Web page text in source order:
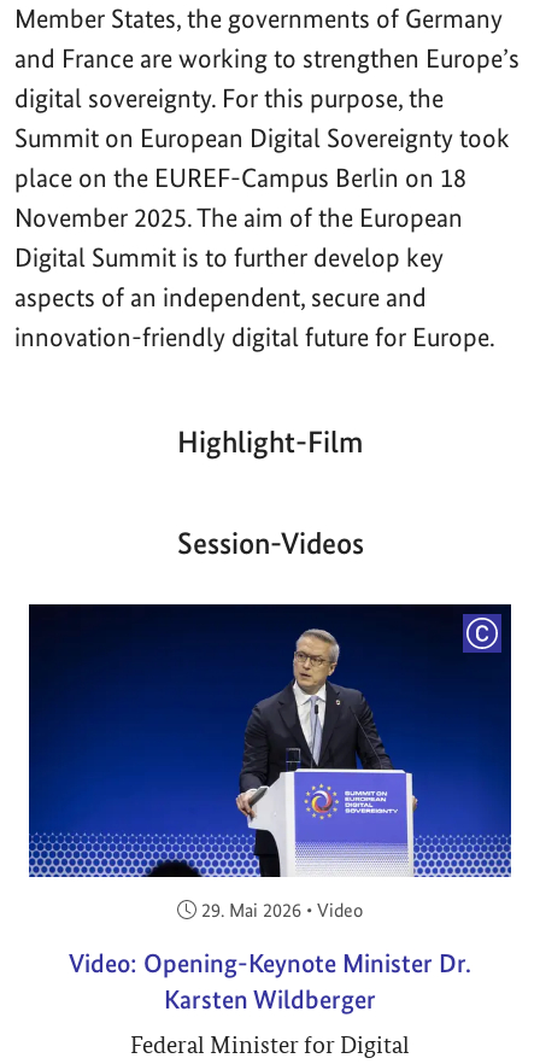
Member States, the governments of Germany
and France are working to strengthen Europe’s
digital sovereignty. For this purpose, the
Summit on European Digital Sovereignty took
place on the EUREF-Campus Berlin on 18
November 2025. The aim of the European
Digital Summit is to further develop key
aspects of an independent, secure and
innovation-friendly digital future for Europe.
Highlight-Film
Aktueller
00:00| 00:00
Session-Videos
Veröffentlicht am:
29. Mai 2026 • Video
Video: Opening-Keynote Minister Dr.
Karsten Wildberger
Federal Minister for Digital